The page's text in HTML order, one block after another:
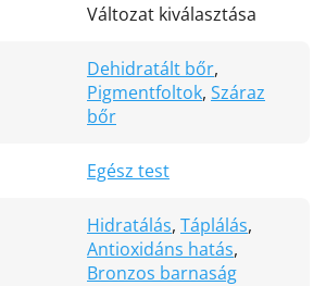
Változat kiválasztása
Dehidratált bőr,
Pigmentfoltok, Száraz
bőr
Egész test
Hidratálás, Táplálás,
Antioxidáns hatás,
Bronzos barnaság